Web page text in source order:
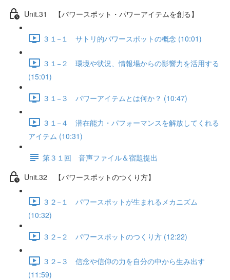
Unit.31 【パワースポット・パワーアイテムを創る】
３１−１ サトリ的パワースポットの概念 (10:01)
３１−２ 環境や状況、情報場からの影響力を活用する
(15:01)
３１−３ パワーアイテムとは何か？ (10:47)
３１−４ 潜在能力・パフォーマンスを解放してくれる
アイテム (10:31)
第３１回 音声ファイル＆宿題提出
Unit.32 【パワースポットのつくり方】
３２−１ パワースポットが生まれるメカニズム
(10:32)
３２−２ パワースポットのつくり方 (12:22)
３２−３ 信念や信仰の力を自分の中から生み出す
(11:59)